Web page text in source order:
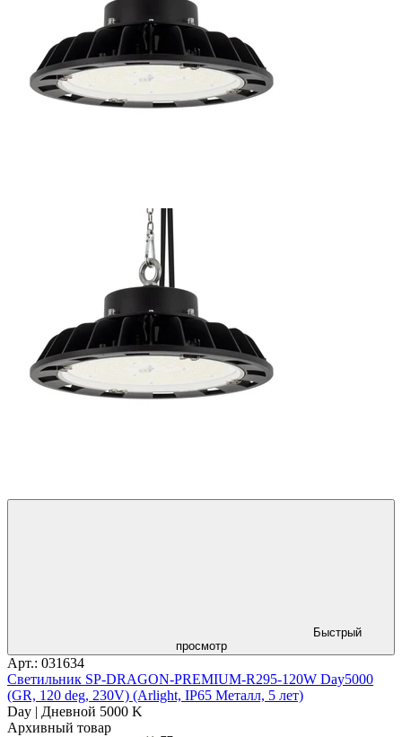
Быстрый
просмотр
Арт.: 031634
Светильник SP-DRAGON-PREMIUM-R295-120W Day5000
(GR, 120 deg, 230V) (Arlight, IP65 Металл, 5 лет)
Day | Дневной 5000 K
Архивный товар